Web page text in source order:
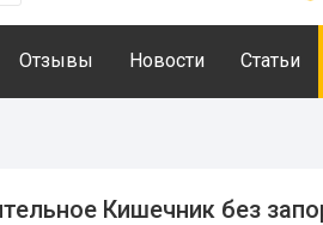
Отзывы Новости Статьи
Кишечник без